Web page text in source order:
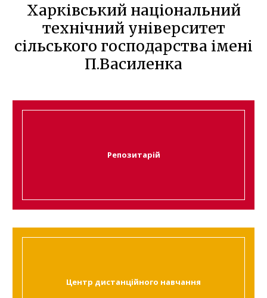
Харківський національний
технічний університет
сільського господарства імені
П.Василенка
Репозитарій
Центр дистанційного навчання